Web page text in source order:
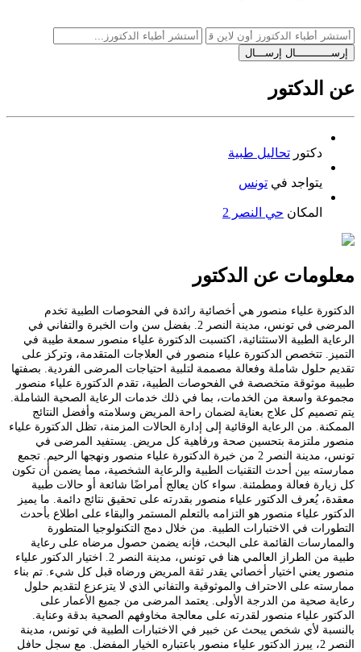
إرســـــــــــال إرســـال
عن الدكتور
دكتور تحاليل طبية
يتواجد في تونس
المكان حي النصر 2
معلومات عن الدكتور
الدكتورة علياء منصور هي أخصائية رائدة في الفحوصات الطبية تخدم
المرضى في تونس، مدينة النصر 2. بفضل سن
وات الخبرة والتفاني في
الرعاية الطبية الاستثنائية، اكتسبت الدكتورة علياء منصور سمعة طيبة في
التميز. تتخصص الدكتورة علياء منصور في العلاجات المتقدمة، وتركز على
تقديم حلول شاملة وفعالة مصممة لتلبية احتياجات المرضى الفردية. بصفتها
طبيبة موثوقة متخصصة في الفحوصات الطبية، تقدم الدكتورة علياء منصور
مجموعة واسعة من الخدمات، بما في ذلك خدمات الرعاية الصحية الشاملة.
يتم تصميم كل علاج بعناية لضمان راحة المريض وسلامته وأفضل النتائج
الممكنة. من الرعاية الوقائية إلى إدارة الحالات المزمنة، تظل الدكتورة علياء
منصور ملتزمة بتحسين صحة ورفاهية كل مريض. يستفيد المرضى في
تونس، مدينة النصر 2 من خبرة الدكتورة علياء منصور ونهجها الرحيم. تجمع
ممارسته بين أحدث التقنيات الطبية والرعاية الشخصية، مما يضمن أن تكون
كل زيارة فعالة ومطمئنة. سواء كان يعالج أمراضًا شائعة أو حالات طبية
معقدة، يُعرف الدكتور علياء منصور بقدرته على تحقيق نتائج دائمة. ما يميز
الدكتور علياء منصور هو التزامه بالتعلم المستمر والبقاء على اطلاع بأحدث
التطورات في الاختبارات الطبية. من خلال دمج التكنولوجيا المتطورة
والممارسات القائمة على البحث، فإنه يضمن حصول مرضاه على رعاية
طبية من الطراز العالمي هنا في تونس، مدينة النصر 2. اختيار الدكتور علياء
منصور يعني اختيار أخصائي يقدر ثقة المريض ورضاه قبل كل شيء. تم بناء
ممارسته على الاحتراف والموثوقية والتفاني الذي لا يتزعزع لتقديم حلول
رعاية صحية من الدرجة الأولى. يعتمد المرضى من جميع الأعمار على
الدكتور علياء منصور لقدرته على معالجة مخاوفهم الصحية بدقة وعناية.
بالنسبة لأي شخص يبحث عن خبير في الاختبارات الطبية في تونس، مدينة
النصر 2، يبرز الدكتور علياء منصور باعتباره الخيار المفضل. مع سجل حافل